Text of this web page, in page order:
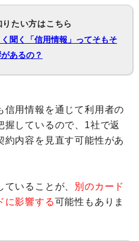
たい方はこちら
聞く「信用情報」ってそもそ
あるの？
信用情報を通じて利用者の
しているので、1社で返
約内容を見直す可能性があ
いることが、
別のカード
に影響する可能性もありま